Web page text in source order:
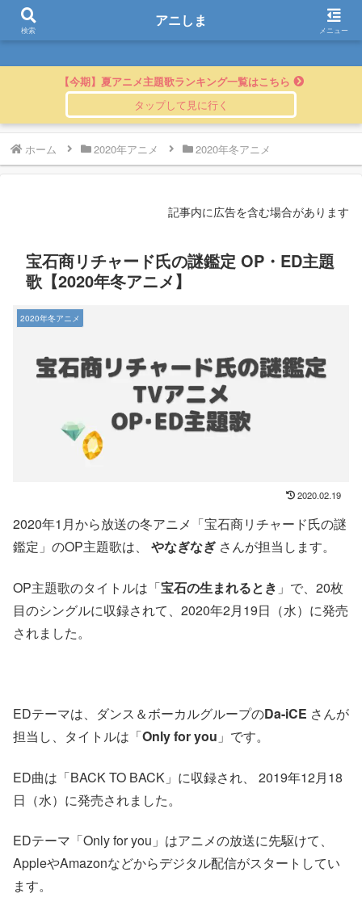
アニしま
【今期】夏アニメ主題歌ランキング一覧はこちら
ホーム 2020年アニメ 2020年冬アニメ
記事内に広告を含む場合があります
宝石商リチャード氏の謎鑑定 OP・ED主題
歌【2020年冬アニメ】
2020年冬アニメ
2020.02.19
2020年1月から放送の冬アニメ「宝石商リチャード氏の謎
鑑定」のOP主題歌は、 やなぎなぎ さんが担当します。
OP主題歌のタイトルは「宝石の生まれるとき 」で、20枚
目のシングルに収録されて、2020年2月19日（水）に発売
されました。
EDテーマは、ダンス＆ボーカルグループのDa-iCE さんが
担当し、タイトルは「Only for you 」です。
ED曲は「BACK TO BACK」に収録され、 2019年12月18
日（水）に発売されました。
EDテーマ「Only for you」はアニメの放送に先駆けて、
AppleやAmazonなどからデジタル配信がスタートしてい
ます。
検索
アニしま
メニュー